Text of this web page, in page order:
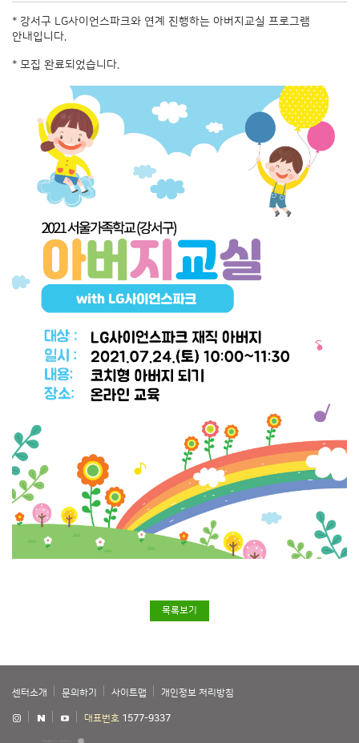
* 강서구 LG사이언스파크와 연계 진행하는 아버지교실 프로그램
안내입니다.
* 모집 완료되었습니다.
목록보기
센터소개 문의하기 사이트맵 개인정보 처리방침
대표번호 1577-9337